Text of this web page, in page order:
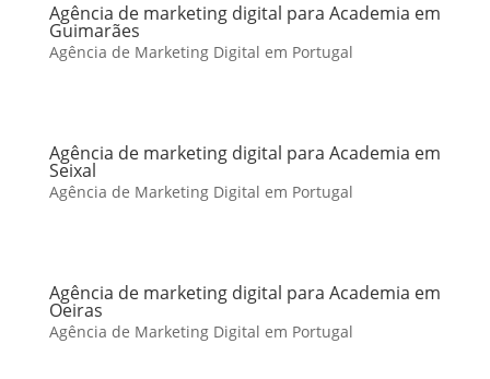
Agência de marketing digital para Academia em
Guimarães
Agência de Marketing Digital em Portugal
Agência de marketing digital para Academia em
Seixal
Agência de Marketing Digital em Portugal
Agência de marketing digital para Academia em
Oeiras
Agência de Marketing Digital em Portugal